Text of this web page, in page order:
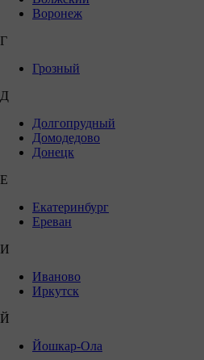
Воронеж
Г
Грозный
Д
Долгопрудный
Домодедово
Донецк
Е
Екатеринбург
Ереван
И
Иваново
Иркутск
Й
Йошкар-Ола